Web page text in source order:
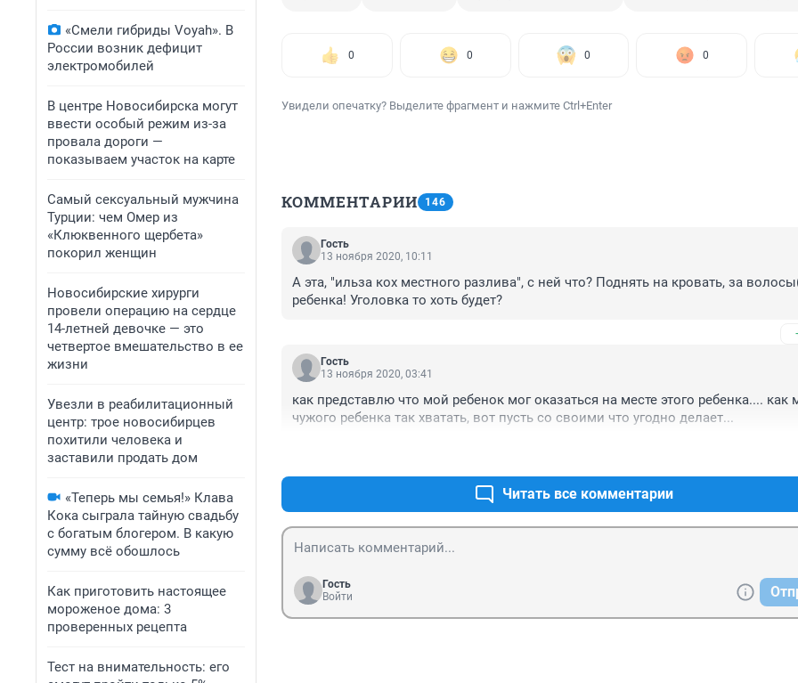
«Смели гибриды Voyah». В
России возник дефицит
электромобилей
В центре Новосибирска могут
ввести особый режим из-за
провала дороги —
показываем участок на карте
Самый сексуальный мужчина
Турции: чем Омер из
«Клюквенного щербета»
покорил женщин
Новосибирские хирурги
провели операцию на сердце
14-летней девочке — это
четвертое вмешательство в ее
жизни
Увезли в реабилитационный
центр: трое новосибирцев
похитили человека и
заставили продать дом
«Теперь мы семья!» Клава
Кока сыграла тайную свадьбу
с богатым блогером. В какую
сумму всё обошлось
Как приготовить настоящее
мороженое дома: 3
проверенных рецепта
Тест на внимательность: его
0 0 0 0
Увидели опечатку? Выделите фрагмент и нажмите Ctrl+Enter
КОММЕНТАРИИ 146
Гость
13 ноября 2020, 10:11
А эта, "ильза кох местного разлива", с ней что? Поднять на кровать, за
ребенка! Уголовка то хоть будет?
Гость
13 ноября 2020, 03:41
как представлю что мой ребенок мог оказаться на месте этого ребенка.... как
чужого ребенка так хватать, вот пусть со своими что угодно делает...
Читать все комментарии
Гость
Войти